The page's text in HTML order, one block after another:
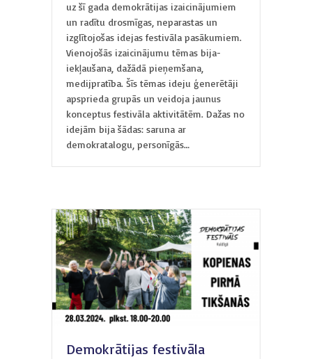
uz šī gada demokrātijas izaicinājumiem
un radītu drosmīgas, neparastas un
izglītojošas idejas festivāla pasākumiem.
Vienojošās izaicinājumu tēmas bija-
iekļaušana, dažādā pieņemšana,
medijpratība. Šīs tēmas ideju ģenerētāji
apsprieda grupās un veidoja jaunus
konceptus festivāla aktivitātēm. Dažas no
idejām bija šādas: saruna ar
demokratalogu, personīgās…
Demokrātijas festivāla